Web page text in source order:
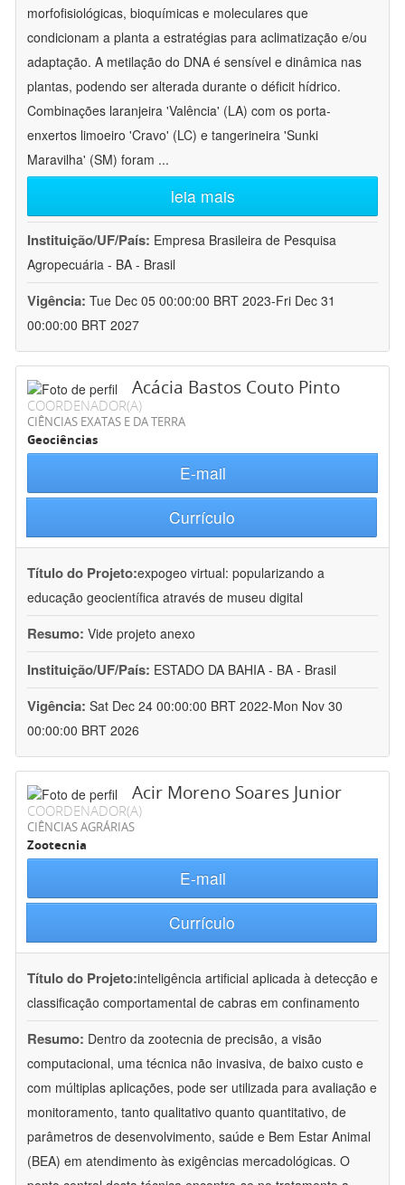
morfofisiológicas, bioquímicas e moleculares que
condicionam a planta a estratégias para aclimatização e/ou
adaptação. A metilação do DNA é sensível e dinâmica nas
plantas, podendo ser alterada durante o déficit hídrico.
Combinações laranjeira 'Valência' (LA) com os porta-
enxertos limoeiro 'Cravo' (LC) e tangerineira 'Sunki
Maravilha' (SM) foram ...
leia mais
Instituição/UF/País: Empresa Brasileira de Pesquisa
Agropecuária - BA - Brasil
Vigência: Tue Dec 05 00:00:00 BRT 2023-Fri Dec 31
00:00:00 BRT 2027
Acácia Bastos Couto Pinto
COORDENADOR(A)
CIÊNCIAS EXATAS E DA TERRA
Geociências
E-mail
Currículo
Título do Projeto:expogeo virtual: popularizando a
educação geocientífica através de museu digital
Resumo: Vide projeto anexo
Instituição/UF/País: ESTADO DA BAHIA - BA - Brasil
Vigência: Sat Dec 24 00:00:00 BRT 2022-Mon Nov 30
00:00:00 BRT 2026
Acir Moreno Soares Junior
COORDENADOR(A)
CIÊNCIAS AGRÁRIAS
Zootecnia
E-mail
Currículo
Título do Projeto:inteligência artificial aplicada à detecção e
classificação comportamental de cabras em confinamento
Resumo: Dentro da zootecnia de precisão, a visão
computacional, uma técnica não invasiva, de baixo custo e
com múltiplas aplicações, pode ser utilizada para avaliação e
monitoramento, tanto qualitativo quanto quantitativo, de
parâmetros de desenvolvimento, saúde e Bem Estar Animal
(BEA) em atendimento às exigências mercadológicas. O